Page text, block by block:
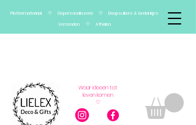
Plottermateriaal ♡ Gepersonaliseerd ♡ Doopsuikers & bedankjes
Verzenden ♡ Afhalen
Waar ideeën tot
leven komen
♡